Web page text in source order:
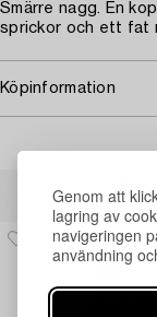
Genom att
lagring av
navigeringen
användning
Smärre nagg. En
sprickor och ett fat
Köpinformation